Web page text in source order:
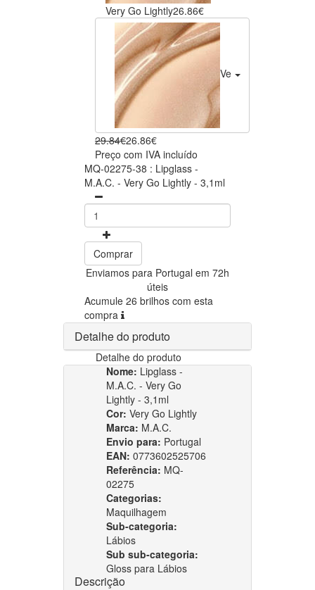
Very Go Lightly26.86€
Very Go Lightly
29.84€26.86€
Preço com IVA incluído
MQ-02275-38 : Lipglass -
M.A.C. - Very Go Lightly - 3,1ml
Comprar
Enviamos para Portugal em 72h
úteis
Acumule 26 brilhos com esta
compra
Detalhe do produto
Detalhe do produto
Nome: Lipglass -
M.A.C. - Very Go
Lightly - 3,1ml
Cor: Very Go Lightly
Marca: M.A.C.
Envio para: Portugal
EAN: 0773602525706
Referência: MQ-
02275
Categorias:
Maquilhagem
Sub-categoria:
Lábios
Sub sub-categoria:
Gloss para Lábios
Descrição